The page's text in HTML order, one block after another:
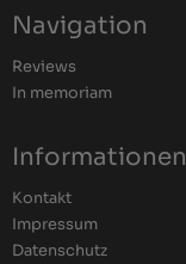
Navigation
Reviews
In memoriam
Informationen
Kontakt
Impressum
Datenschutz